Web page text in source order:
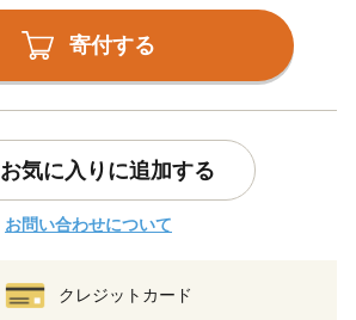
寄付する
お気に入りに追加する
お問い合わせについて
クレジットカード